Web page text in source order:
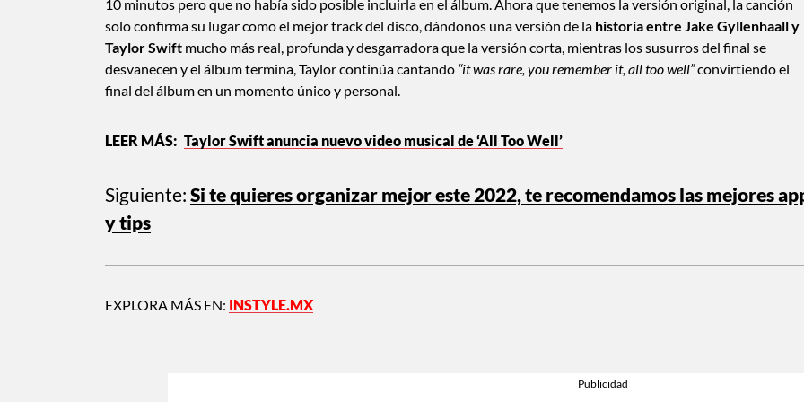
10 minutos pero que no había sido posible incluirla en el álbum. Ahora que tenemos la versión original, la canción
solo confirma su lugar como el mejor track del disco, dándonos una versión de la historia entre Jake Gyllenhaall y
Taylor Swift mucho más real, profunda y desgarradora que la versión corta, mientras los susurros del final se
desvanecen y el álbum termina, Taylor continúa cantando “it was rare, you remember it, all too well”convirtiendo el
final del álbum en un momento único y personal.
Taylor Swift anuncia nuevo video musical de ‘All Too Well’
Siguiente: Si te quieres organizar mejor este 2022, te recomendamos las mejores
y tips
EXPLORA MÁS EN: INSTYLE.MX